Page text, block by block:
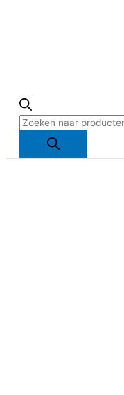
Producten
zoeken